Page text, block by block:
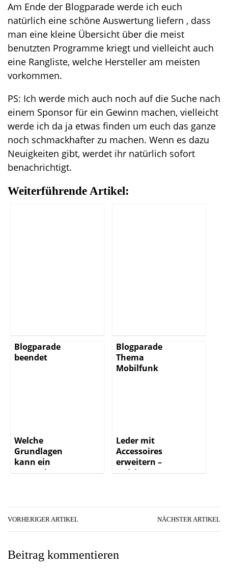
Am Ende der Blogparade werde ich euch
natürlich eine schöne Auswertung liefern , dass
man eine kleine Übersicht über die meist
benutzten Programme kriegt und vielleicht auch
eine Rangliste, welche Hersteller am meisten
vorkommen.
PS: Ich werde mich auch noch auf die Suche nach
einem Sponsor für ein Gewinn machen, vielleicht
werde ich da ja etwas finden um euch das ganze
noch schmackhafter zu machen. Wenn es dazu
Neuigkeiten gibt, werdet ihr natürlich sofort
benachrichtigt.
Weiterführende Artikel:
Blogparade
beendet
Blogparade
Thema
Mobilfunk
Welche
Grundlagen
kann ein
Smartphone
Leder mit
Accessoires
erweitern –
welche
VORHERIGER ARTIKEL NÄCHSTER ARTIKEL
Beitrag kommentieren